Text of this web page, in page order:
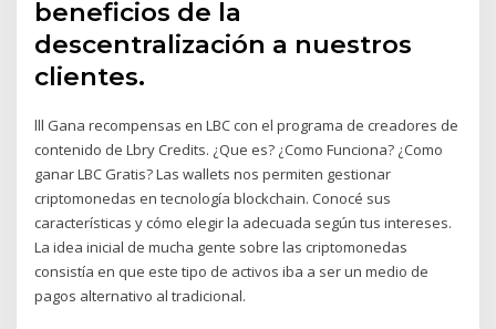
beneficios de la
descentralización a nuestros
clientes.
lll Gana recompensas en LBC con el programa de creadores de
contenido de Lbry Credits. ¿Que es? ¿Como Funciona? ¿Como
ganar LBC Gratis? Las wallets nos permiten gestionar
criptomonedas en tecnología blockchain. Conocé sus
características y cómo elegir la adecuada según tus intereses.
La idea inicial de mucha gente sobre las criptomonedas
consistía en que este tipo de activos iba a ser un medio de
pagos alternativo al tradicional.